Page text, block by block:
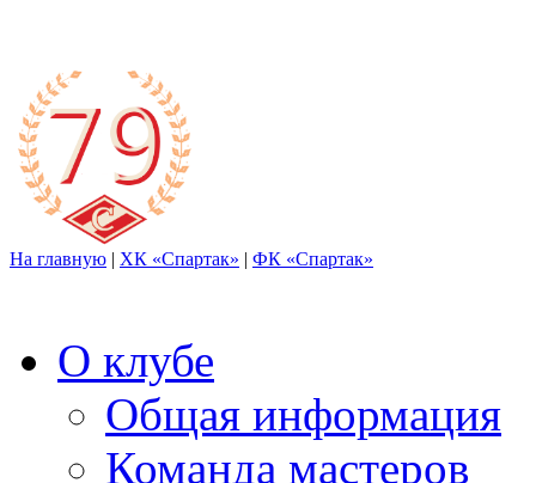
На главную | ХК «Спартак» | ФК «Спартак»
О клубе
Общая информация
Команда мастеров